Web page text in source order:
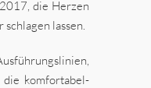
die Herzen
lassen.
die komfortabel-